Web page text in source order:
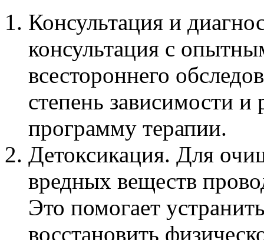
Консультация и
консультация с
всестороннего
степень зависимости
программу терапии.
Детоксикация. Для
вредных веществ
Это помогает
восстановить